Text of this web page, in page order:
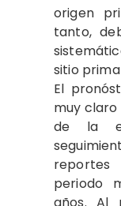
origen
tanto,
sitio
El
muy
de la
periodo
años. Al